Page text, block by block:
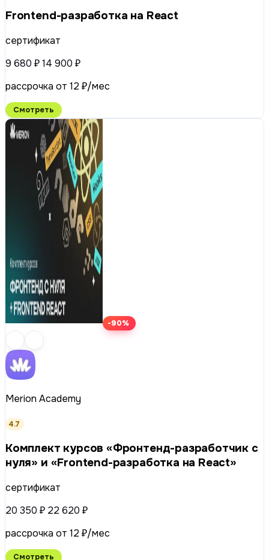
Frontend-разработка на React
сертификат
9 680 ₽14 900 ₽
рассрочка от 12 ₽/мес
Смотреть
-90%
Merion Academy
4.7
Комплект курсов «Фронтенд-разработчик с
нуля» и «Frontend-разработка на React»
сертификат
20 350 ₽ 22 620 ₽
рассрочка от 12 ₽/мес
Смотреть